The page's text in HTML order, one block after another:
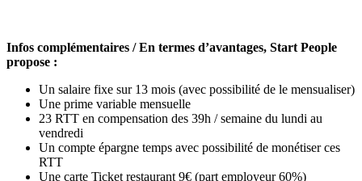
Infos complémentaires / En termes d’avantages, Start People
propose :
Un salaire fixe sur 13 mois (avec possibilité de le mensualiser)
Une prime variable mensuelle
23 RTT en compensation des 39h / semaine du lundi au
vendredi
Un compte épargne temps avec possibilité de monétiser ces
RTT
Une carte Ticket restaurant 9€ (part employeur 60%)